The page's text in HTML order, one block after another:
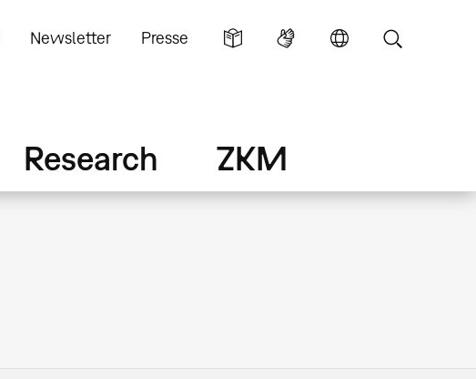
Newsletter Presse
Research ZKM